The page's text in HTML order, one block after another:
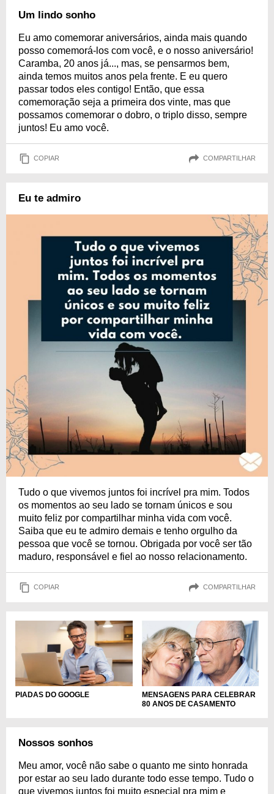
Um lindo sonho
Eu amo comemorar aniversários, ainda mais quando
posso comemorá-los com você, e o nosso aniversário!
Caramba, 20 anos já..., mas, se pensarmos bem,
ainda temos muitos anos pela frente. E eu quero
passar todos eles contigo! Então, que essa
comemoração seja a primeira dos vinte, mas que
possamos comemorar o dobro, o triplo disso, sempre
juntos! Eu amo você.
COPIAR COMPARTILHAR
Eu te admiro
Tudo o que vivemos juntos foi incrível pra mim. Todos
os momentos ao seu lado se tornam únicos e sou
muito feliz por compartilhar minha vida com você.
Saiba que eu te admiro demais e tenho orgulho da
pessoa que você se tornou. Obrigada por você ser tão
maduro, responsável e fiel ao nosso relacionamento.
COPIAR COMPARTILHAR
PIADAS DO GOOGLE
MENSAGENS PARA CELEBRAR
80 ANOS DE CASAMENTO
Nossos sonhos
Meu amor, você não sabe o quanto me sinto honrada
por estar ao seu lado durante todo esse tempo. Tudo o
que vivemos juntos foi muito especial pra mim e